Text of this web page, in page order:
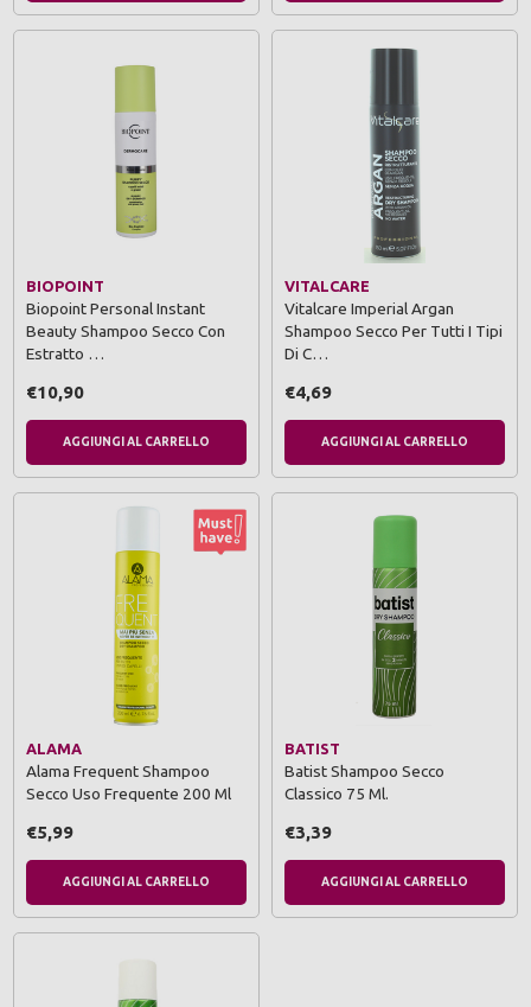
BIOPOINT
Biopoint Personal Instant
Beauty Shampoo Secco Con
Estratto …
€10,90
AGGIUNGI AL CARRELLO
VITALCARE
Vitalcare Imperial Argan
Shampoo Secco Per Tutti I Tipi
Di C…
€4,69
AGGIUNGI AL CARRELLO
ALAMA
Alama Frequent Shampoo
Secco Uso Frequente 200 Ml
€5,99
AGGIUNGI AL CARRELLO
BATIST
Batist Shampoo Secco
Classico 75 Ml.
€3,39
AGGIUNGI AL CARRELLO